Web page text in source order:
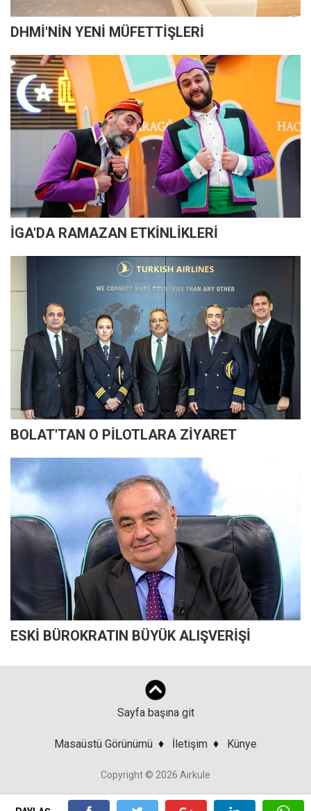
DHMİ'NİN YENİ MÜFETTİŞLERİ
İGA'DA RAMAZAN ETKİNLİKLERİ
BOLAT'TAN O PİLOTLARA ZİYARET
ESKİ BÜROKRATIN BÜYÜK ALIŞVERİŞİ
Sayfa başına git
Masaüstü Görünümü ♦ İletişim ♦ Künye
Copyright © 2026 Airkule